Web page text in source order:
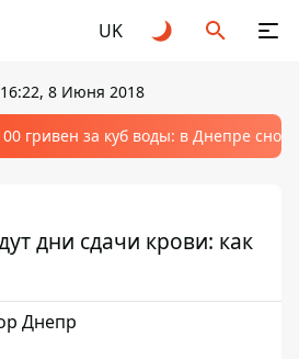
UK
16:22, 8 Июня 2018
гривен за куб воды: в Днепре
дни сдачи крови: как
Днепр